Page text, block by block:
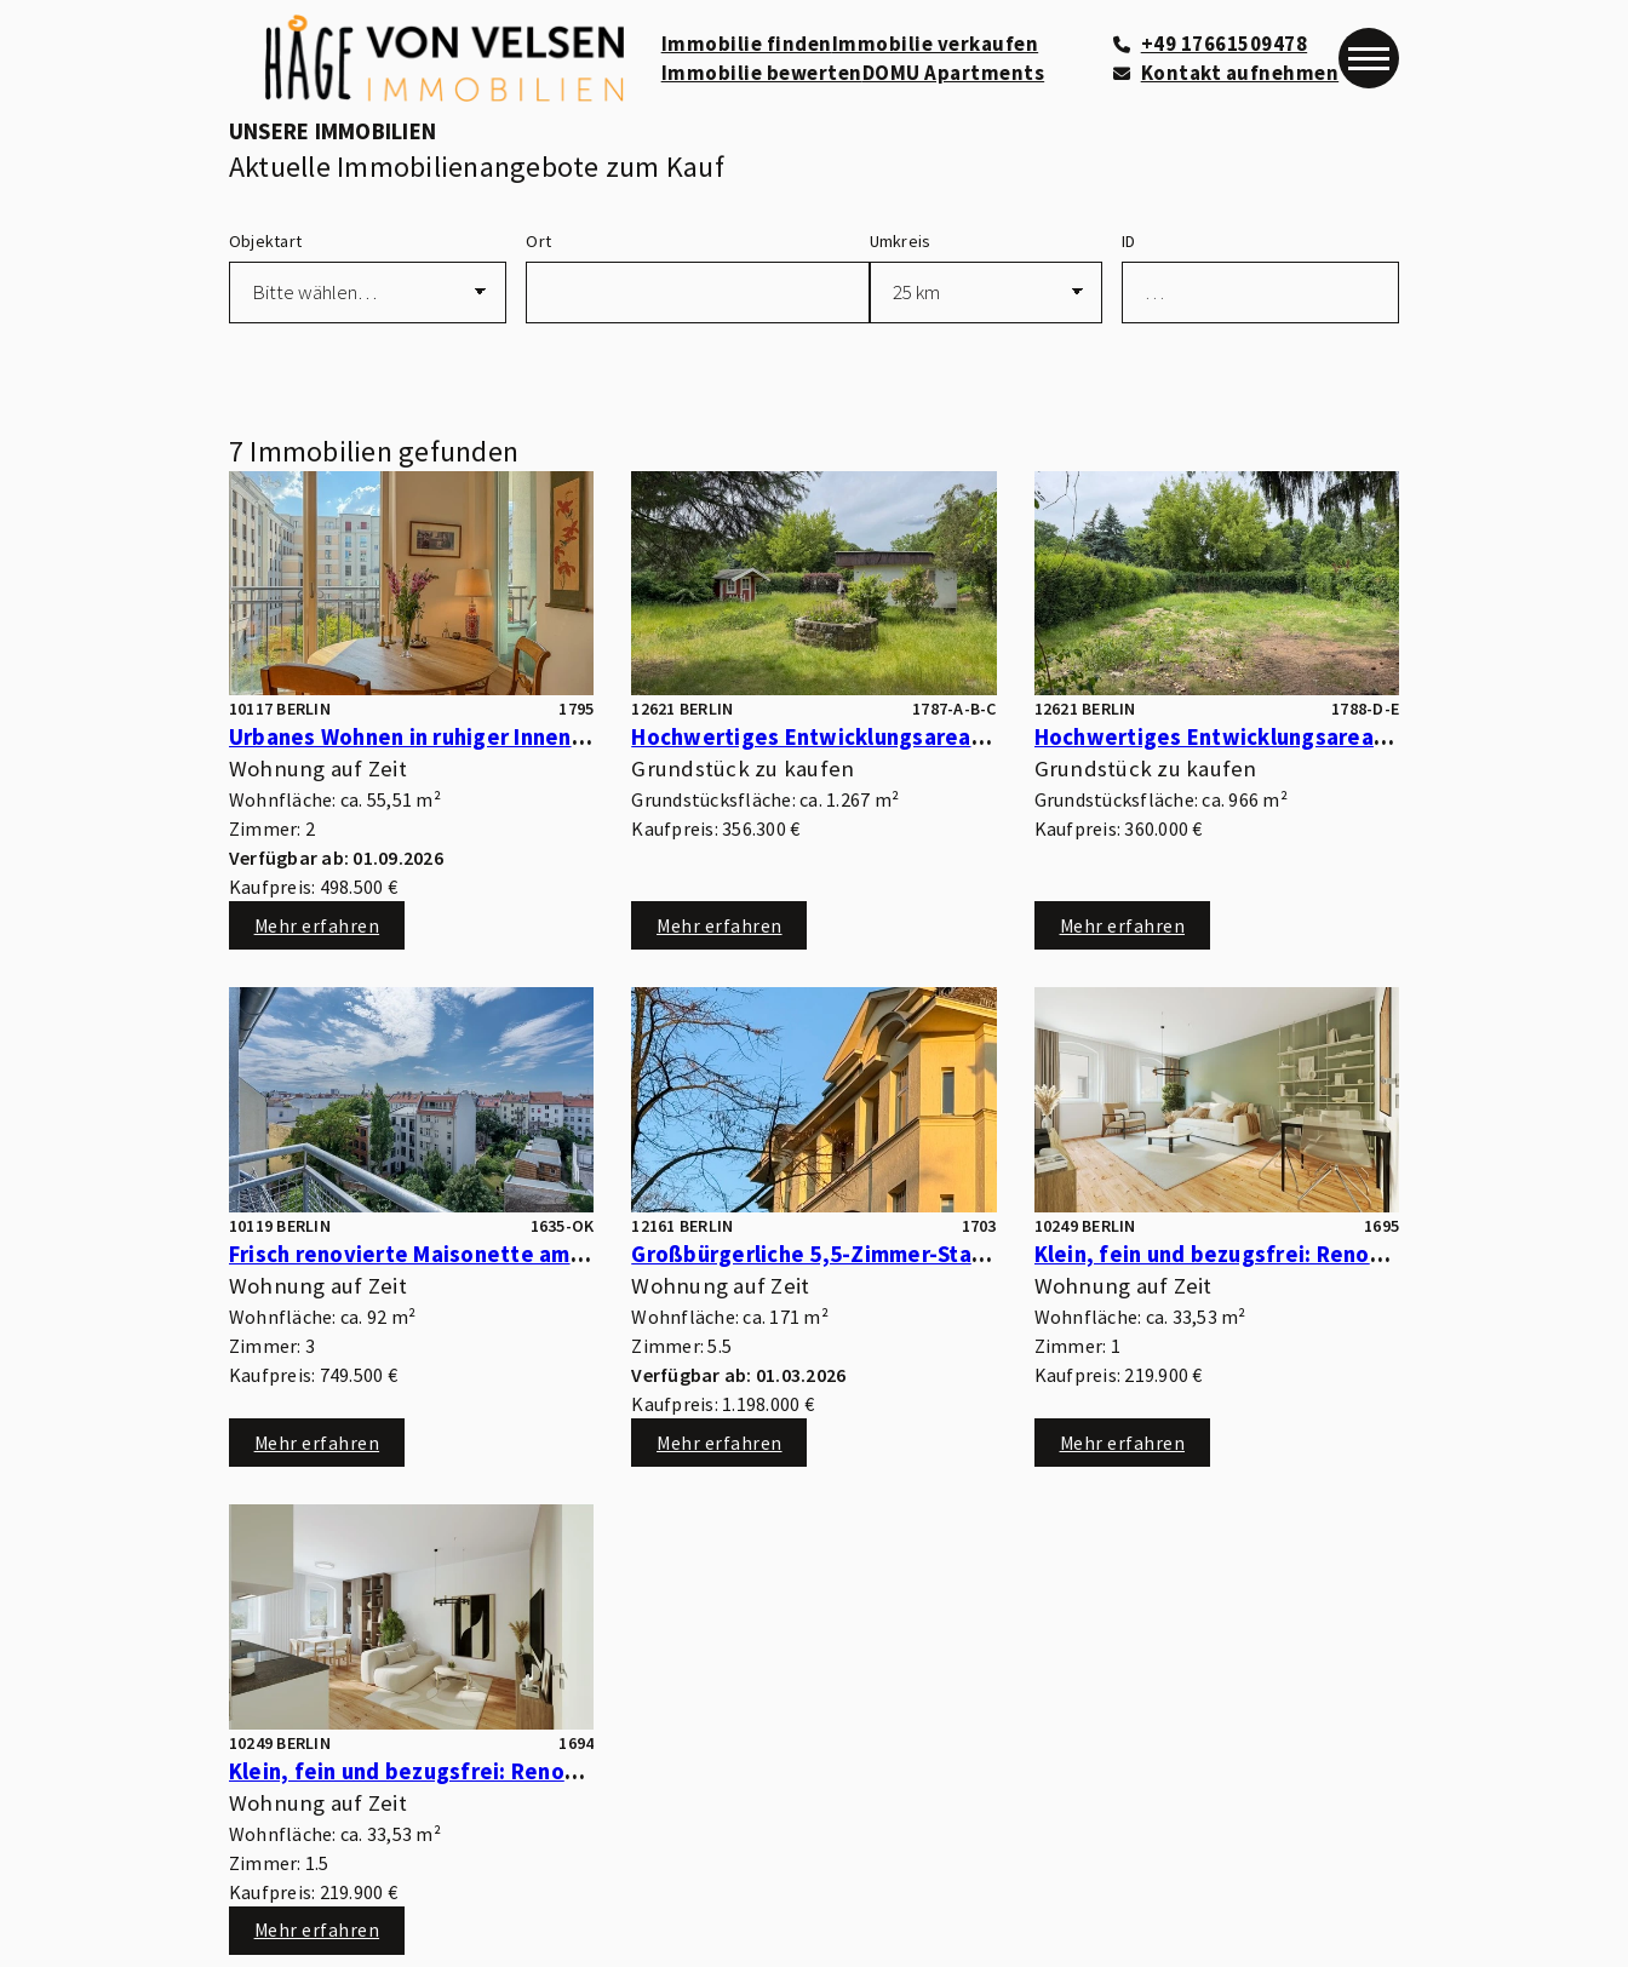
Immobilie findenImmobilie verkaufen
Immobilie bewertenDOMU Apartments
+49 17661509478
Kontakt aufnehmen
UNSERE IMMOBILIEN
Aktuelle Immobilienangebote zum Kauf
Objektart Ort Umkreis ID
7 Immobilien gefunden
10117 BERLIN 1795
Urbanes Wohnen in ruhiger Innenhoflage – Moderne Eigentumswohnung mit Südwest-Loggia
Wohnung auf Zeit
Wohnfläche: ca. 55,51 m²
Zimmer: 2
Verfügbar ab: 01.09.2026
Kaufpreis: 498.500 €
Mehr erfahren
12621 BERLIN 1787-A-B-C
Hochwertiges Entwicklungsareal mit Park- und Wasserlage – optimal für kleinteilige Wohnbebauung
Grundstück zu kaufen
Grundstücksfläche: ca. 1.267 m²
Kaufpreis: 356.300 €
Mehr erfahren
12621 BERLIN 1788-D-E
Hochwertiges Entwicklungsareal mit Park- und Wasserlage – optimal für kleinteilige Wohnbebauung
Grundstück zu kaufen
Grundstücksfläche: ca. 966 m²
Kaufpreis: 360.000 €
Mehr erfahren
10119 BERLIN 1635-OK
Frisch renovierte Maisonette am Weinbergspark mit viel Licht & flexibler Raumaufteilung
Wohnung auf Zeit
Wohnfläche: ca. 92 m²
Zimmer: 3
Kaufpreis: 749.500 €
Mehr erfahren
12161 BERLIN 1703
Großbürgerliche 5,5-Zimmer-Stadtwohnung im 4. OG – ein Zuhause mit Geschichte und Zukunft
Wohnung auf Zeit
Wohnfläche: ca. 171 m²
Zimmer: 5.5
Verfügbar ab: 01.03.2026
Kaufpreis: 1.198.000 €
Mehr erfahren
10249 BERLIN 1695
Klein, fein und bezugsfrei: Renovierte 1-Zimmer-Wohnung in ruhiger Lage am Volkspark!
Wohnung auf Zeit
Wohnfläche: ca. 33,53 m²
Zimmer: 1
Kaufpreis: 219.900 €
Mehr erfahren
10249 BERLIN 1694
Klein, fein und bezugsfrei: Renovierte 1,5-Zimmer-Wohnung in ruhiger Lage am Volkspark!
Wohnung auf Zeit
Wohnfläche: ca. 33,53 m²
Zimmer: 1.5
Kaufpreis: 219.900 €
Mehr erfahren